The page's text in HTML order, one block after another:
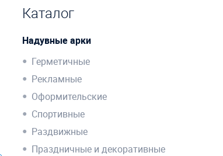
Каталог
Надувные арки
Герметичные
Рекламные
Оформительские
Спортивные
Раздвижные
Праздничные и декоративные